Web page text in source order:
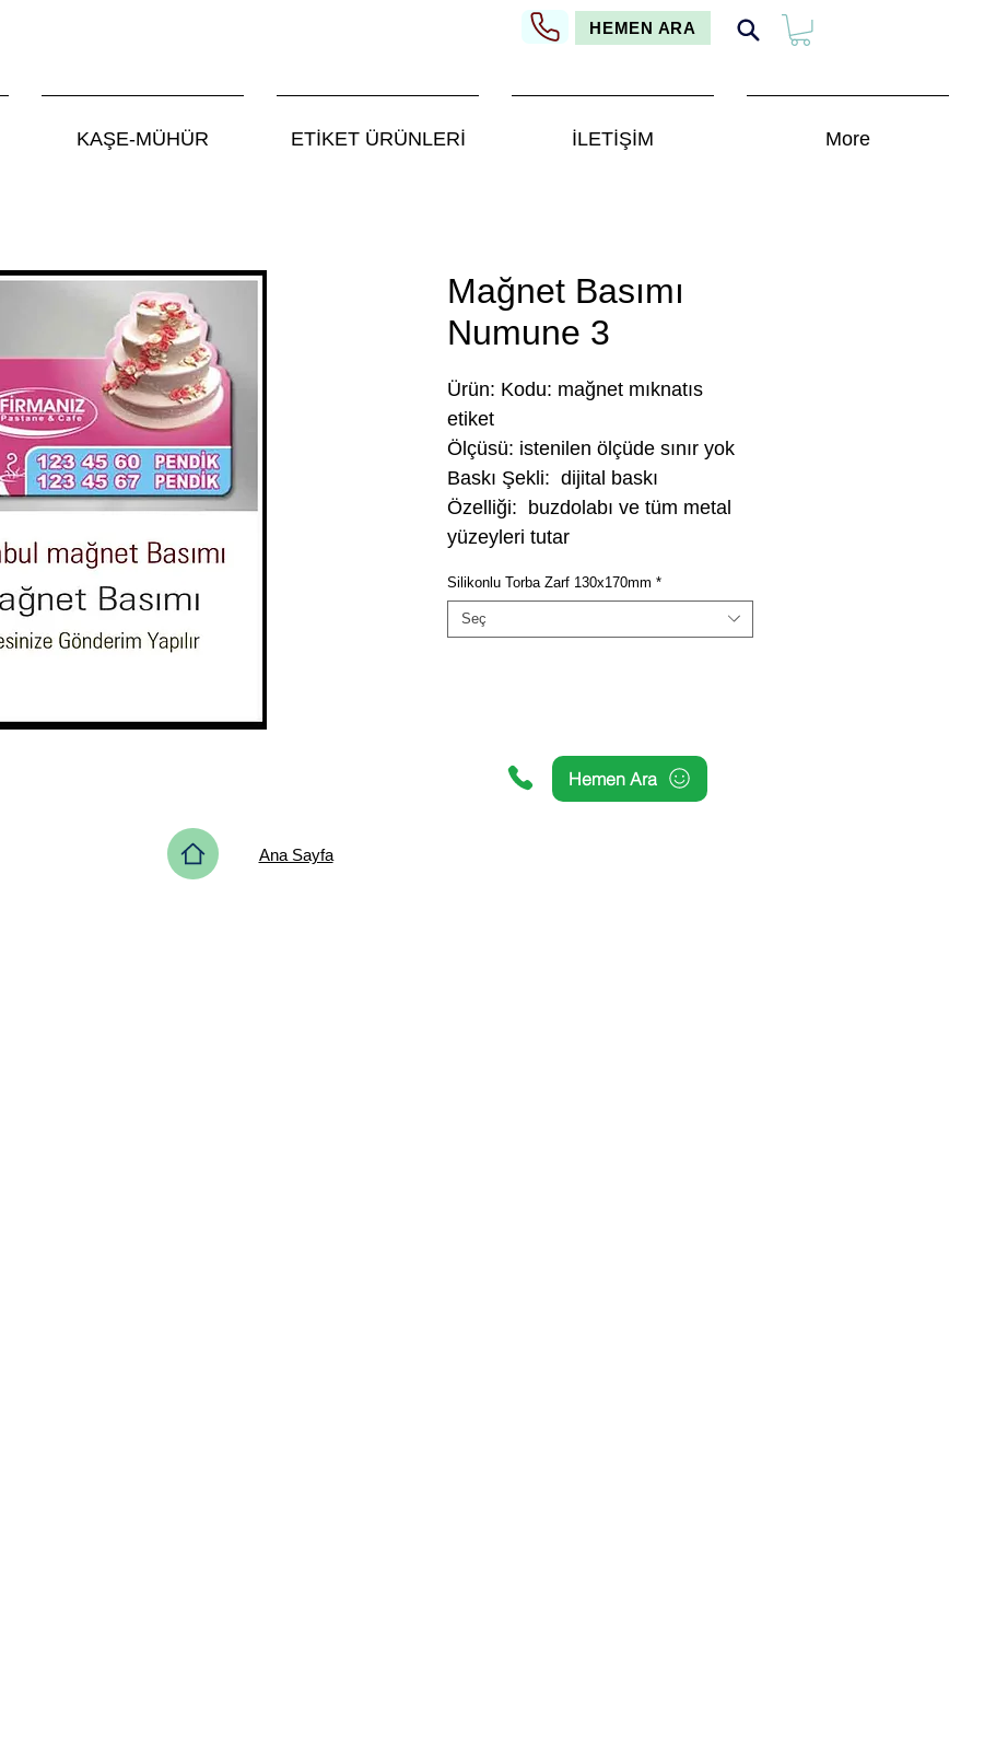
HEMEN ARA
KAŞE-MÜHÜR ETİKET ÜRÜNLERİ İLETİŞİM More
Mağnet Basımı
Numune 3
Ürün: Kodu: mağnet mıknatıs
etiket
Ölçüsü: istenilen ölçüde sınır yok
Baskı Şekli: dijital baskı
Özelliği: buzdolabı ve tüm metal
yüzeyleri tutar
Silikonlu Torba Zarf 130x170mm *
Seç
Hemen Ara
Ana Sayfa